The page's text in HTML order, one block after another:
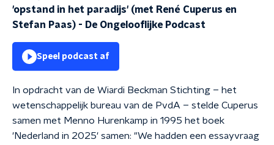
'opstand in het paradijs' (met René Cuperus en
Stefan Paas) - De Ongelooflijke Podcast
Speel podcast af
In opdracht van de Wiardi Beckman Stichting – het
wetenschappelijk bureau van de PvdA – stelde Cuperus
samen met Menno Hurenkamp in 1995 het boek
'Nederland in 2025' samen: "We hadden een essayvraag